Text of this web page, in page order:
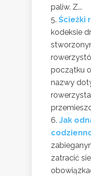
paliw. Z...
Ścieżki
kodeksie
początku
nazwy
Jak
zatracić